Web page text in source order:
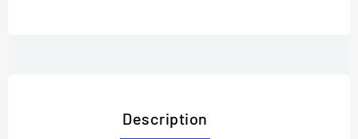
Description